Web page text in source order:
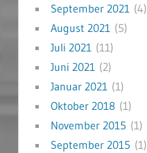
September 2021 (4)
August 2021 (5)
Juli 2021 (11)
Juni 2021 (2)
Januar 2021 (1)
Oktober 2018(1)
November 2015 (1)
September 2015 (1)